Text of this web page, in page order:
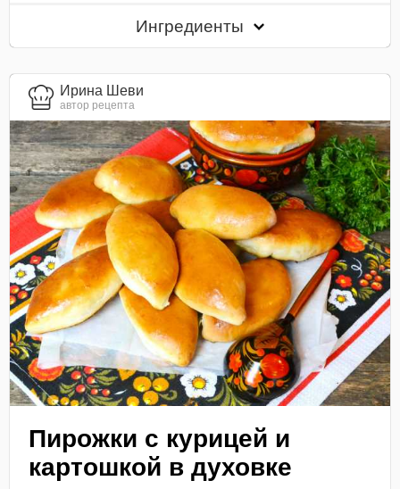
Ингредиенты
Ирина Шеви
автор рецепта
Пирожки с курицей и
картошкой в духовке